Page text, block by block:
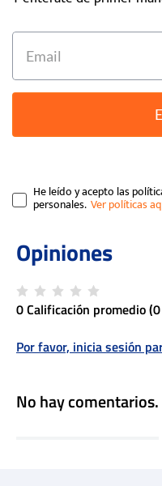
He leído y acepto las
personales.
0 Calificación promedio
Por favor, inicia sesión
No hay comentarios.